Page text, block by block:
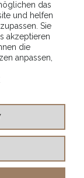
das
und helfen
Sie
akzeptieren
die
anpassen,